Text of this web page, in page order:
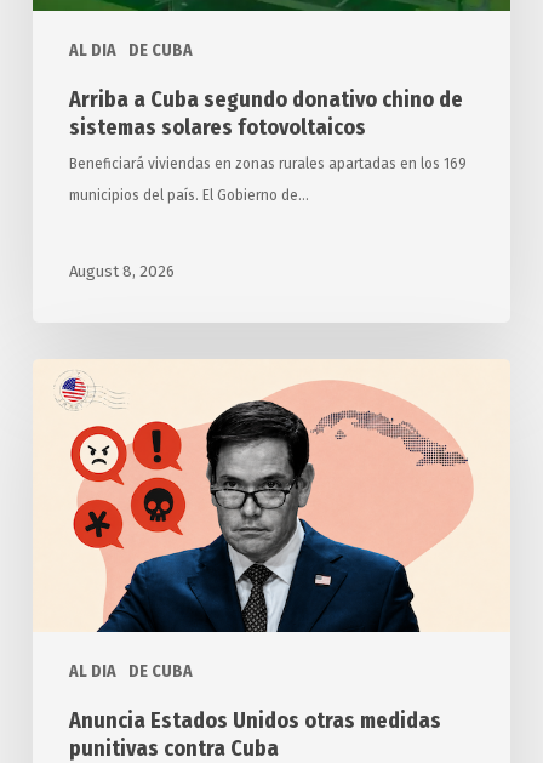
AL DIA DE CUBA
Arriba a Cuba segundo donativo chino de
sistemas solares fotovoltaicos
Beneficiará viviendas en zonas rurales apartadas en los 169
municipios del país. El Gobierno de…
August 8, 2026
AL DIA DE CUBA
Anuncia
Estados
Unidos
medidas
punitivas
Anuncia Estados Unidos otras medidas
punitivas contra Cuba